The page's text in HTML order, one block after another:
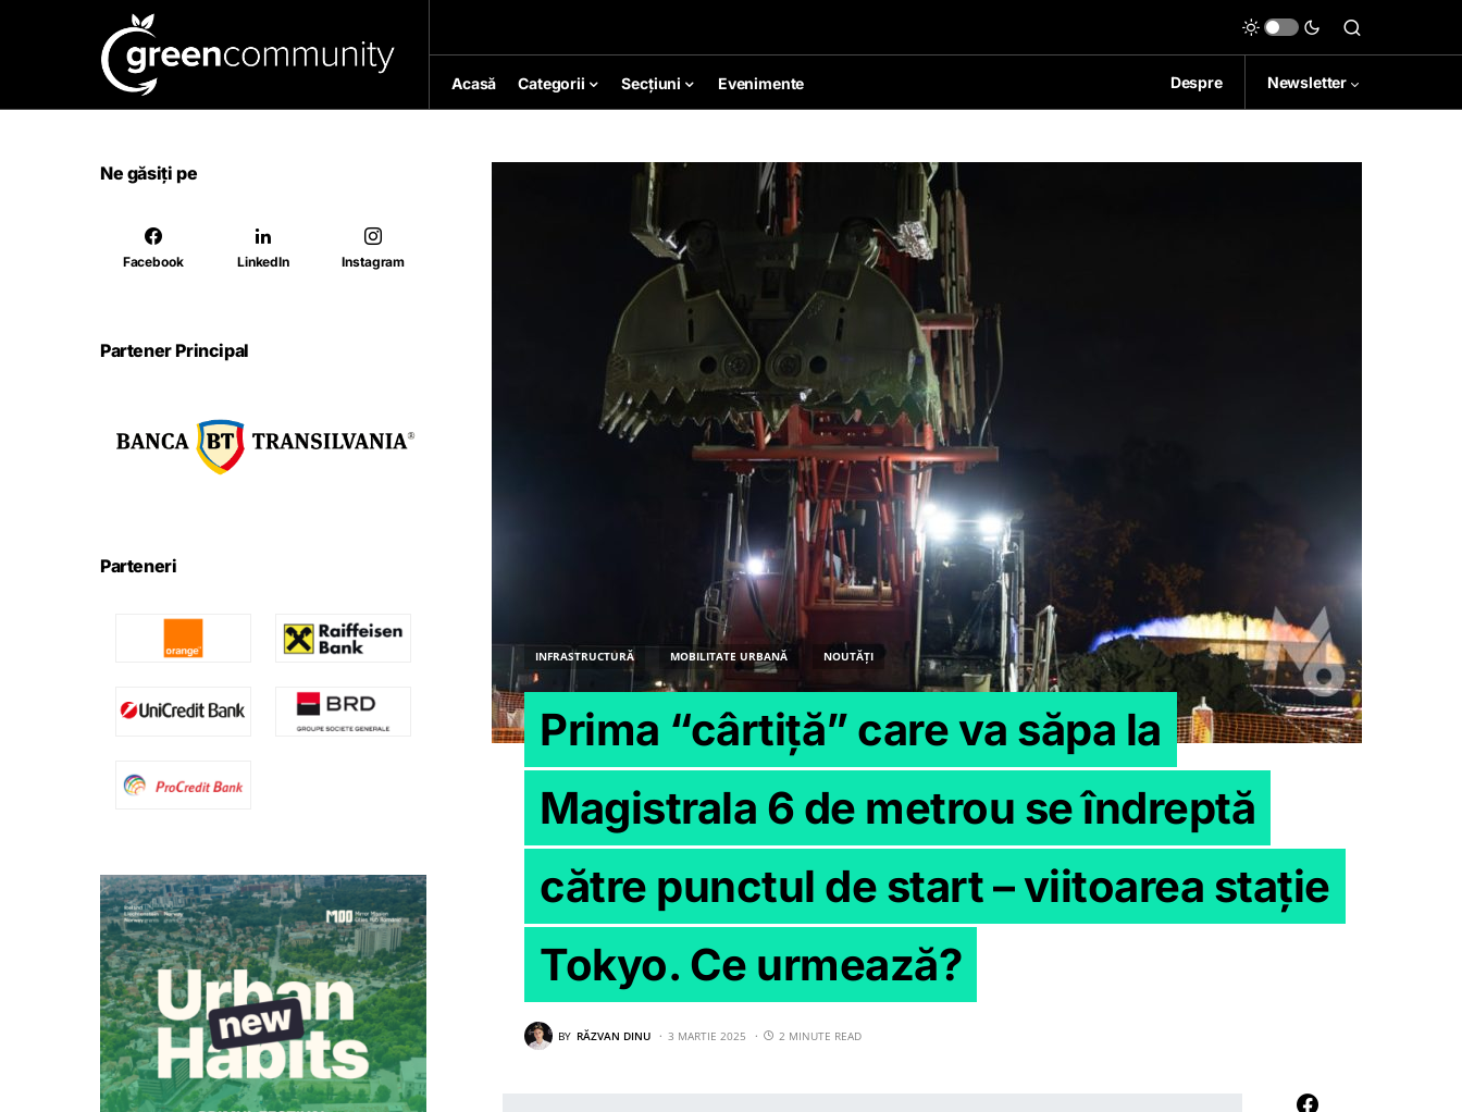
Acasă Categorii Secțiuni Evenimente Despre Newsletter
INFRASTRUCTURĂ MOBILITATE URBANĂ NOUTĂȚI
Prima “cârtiță” care va săpa la
Magistrala 6 de metrou se îndreptă
către punctul de start – viitoarea stație
Tokyo. Ce urmează?
BY RĂZVAN DINU 3 MARTIE 2025 2 MINUTE READ
Ne găsiți pe
Facebook LinkedIn Instagram
Partener Principal
Parteneri